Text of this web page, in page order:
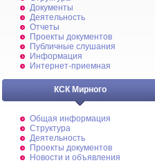
Документы
Деятельность
Отчеты
Проекты документов
Публичные слушания
Информация
Интернет-приемная
КСК Мирного
Общая информация
Структура
Деятельность
Проекты документов
Новости и объявления